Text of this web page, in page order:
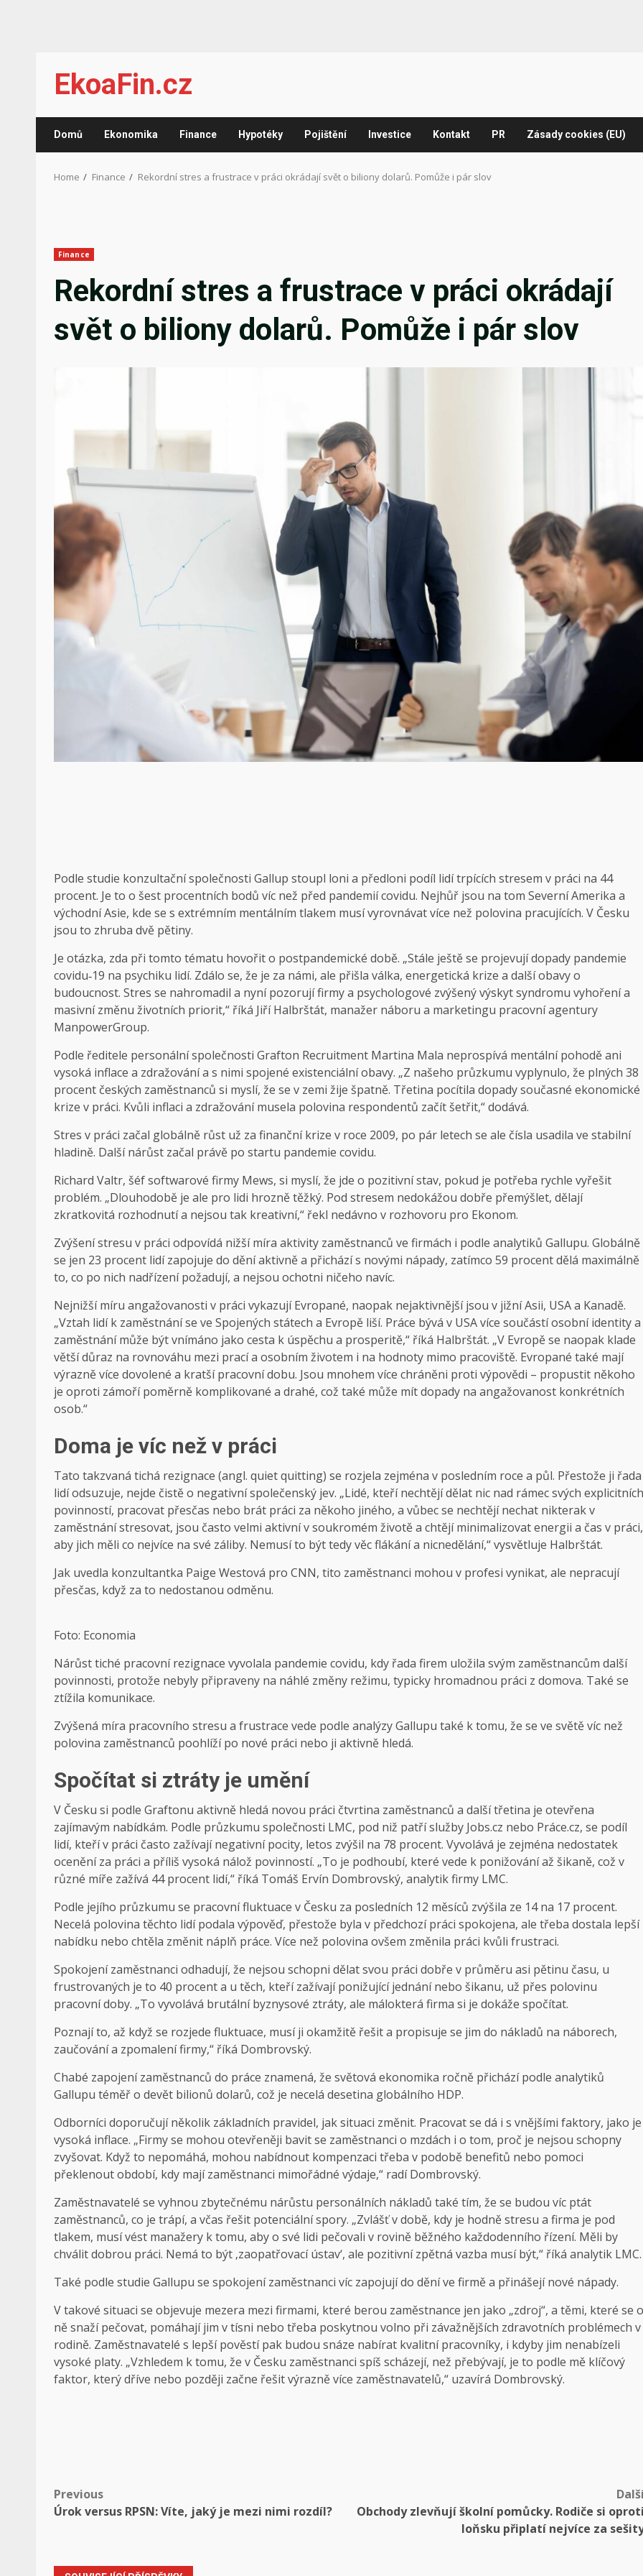
content
EkoaFin.cz
Domů Ekonomika Finance Hypotéky Pojištění Investice Kontakt PR Zásady cookies (EU)
Home Finance Rekordní stres a frustrace v práci okrádají svět o biliony dolarů. Pomůže i pár slov
Finance
Rekordní stres a frustrace v práci okrádají
svět o biliony dolarů. Pomůže i pár slov
Podle studie konzultační společnosti Gallup stoupl loni a předloni podíl lidí trpících stresem v práci na 44
procent. Je to o šest procentních bodů víc než před pandemií covidu. Nejhůř jsou na tom Severní Amerika a
východní Asie, kde se s extrémním mentálním tlakem musí vyrovnávat více než polovina pracujících. V Česku
jsou to zhruba dvě pětiny.
Je otázka, zda při tomto tématu hovořit o postpandemické době. „Stále ještě se projevují dopady pandemie
covidu‑19 na psychiku lidí. Zdálo se, že je za námi, ale přišla válka, energetická krize a další obavy o
budoucnost. Stres se nahromadil a nyní pozorují firmy a psychologové zvýšený výskyt syndromu vyhoření a
masivní změnu životních priorit,“ říká Jiří Halbrštát, manažer náboru a marketingu pracovní agentury
ManpowerGroup.
Podle ředitele personální společnosti Grafton Recruitment Martina Mala neprospívá mentální pohodě ani
vysoká inflace a zdražování a s nimi spojené existenciální obavy. „Z našeho průzkumu vyplynulo, že plných 38
procent českých zaměstnanců si myslí, že se v zemi žije špatně. Třetina pocítila dopady současné ekonomické
krize v práci. Kvůli inflaci a zdražování musela polovina respondentů začít šetřit,“ dodává.
Stres v práci začal globálně růst už za finanční krize v roce 2009, po pár letech se ale čísla usadila ve stabilní
hladině. Další nárůst začal právě po startu pandemie covidu.
Richard Valtr, šéf softwarové firmy Mews, si myslí, že jde o pozitivní stav, pokud je potřeba rychle vyřešit
problém. „Dlouhodobě je ale pro lidi hrozně těžký. Pod stresem nedokážou dobře přemýšlet, dělají
zkratkovitá rozhodnutí a nejsou tak kreativní,“ řekl nedávno v rozhovoru pro Ekonom.
Zvýšení stresu v práci odpovídá nižší míra aktivity zaměstnanců ve firmách i podle analytiků Gallupu. Globálně
se jen 23 procent lidí zapojuje do dění aktivně a přichází s novými nápady, zatímco 59 procent dělá maximálně
to, co po nich nadřízení požadují, a nejsou ochotni ničeho navíc.
Nejnižší míru angažovanosti v práci vykazují Evropané, naopak nejaktivnější jsou v jižní Asii, USA a Kanadě.
„Vztah lidí k zaměstnání se ve Spojených státech a Evropě liší. Práce bývá v USA více součástí osobní identity a
zaměstnání může být vnímáno jako cesta k úspěchu a prosperitě,“ říká Halbrštát. „V Evropě se naopak klade
větší důraz na rovnováhu mezi prací a osobním životem i na hodnoty mimo pracoviště. Evropané také mají
výrazně více dovolené a kratší pracovní dobu. Jsou mnohem více chráněni proti výpovědi – propustit někoho
je oproti zámoří poměrně komplikované a drahé, což také může mít dopady na angažovanost konkrétních
osob.“
Doma je víc než v práci
Tato takzvaná tichá rezignace (angl. quiet quitting) se rozjela zejména v posledním roce a půl. Přestože ji řada
lidí odsuzuje, nejde čistě o negativní společenský jev. „Lidé, kteří nechtějí dělat nic nad rámec svých explicitních
povinností, pracovat přesčas nebo brát práci za někoho jiného, a vůbec se nechtějí nechat nikterak v
zaměstnání stresovat, jsou často velmi aktivní v soukromém životě a chtějí minimalizovat energii a čas v práci,
aby jich měli co nejvíce na své záliby. Nemusí to být tedy věc flákání a nicnedělání,“ vysvětluje Halbrštát.
Jak uvedla konzultantka Paige Westová pro CNN, tito zaměstnanci mohou v profesi vynikat, ale nepracují
přesčas, když za to nedostanou odměnu.
Foto: Economia
Nárůst tiché pracovní rezignace vyvolala pandemie covidu, kdy řada firem uložila svým zaměstnancům další
povinnosti, protože nebyly připraveny na náhlé změny režimu, typicky hromadnou práci z domova. Také se
ztížila komunikace.
Zvýšená míra pracovního stresu a frustrace vede podle analýzy Gallupu také k tomu, že se ve světě víc než
polovina zaměstnanců poohlíží po nové práci nebo ji aktivně hledá.
Spočítat si ztráty je umění
V Česku si podle Graftonu aktivně hledá novou práci čtvrtina zaměstnanců a další třetina je otevřena
zajímavým nabídkám. Podle průzkumu společnosti LMC, pod niž patří služby Jobs.cz nebo Práce.cz, se podíl
lidí, kteří v práci často zažívají negativní pocity, letos zvýšil na 78 procent. Vyvolává je zejména nedostatek
ocenění za práci a příliš vysoká nálož povinností. „To je podhoubí, které vede k ponižování až šikaně, což v
různé míře zažívá 44 procent lidí,“ říká Tomáš Ervín Dombrovský, ana­lytik firmy LMC.
Podle jejího průzkumu se pracovní fluktuace v Česku za posledních 12 měsíců zvýšila ze 14 na 17 procent.
Necelá polovina těchto lidí podala výpověď, přestože byla v předchozí práci spokojena, ale třeba dostala lepší
nabídku nebo chtěla změnit náplň práce. Více než polovina ovšem změnila práci kvůli frustraci.
Spokojení zaměstnanci odhadují, že nejsou schopni dělat svou práci dobře v průměru asi pětinu času, u
frustrovaných je to 40 procent a u těch, kteří zažívají ponižující jednání nebo šikanu, už přes polovinu
pracovní doby. „To vyvolává brutální byznysové ztráty, ale málokterá firma si je dokáže spočítat.
Poznají to, až když se rozjede fluktuace, musí ji okamžitě řešit a propisuje se jim do nákladů na náborech,
zaučování a zpomalení firmy,“ říká Dombrovský.
Chabé zapojení zaměstnanců do práce znamená, že světová ekonomika ročně přichází podle analytiků
Gallupu téměř o devět bilionů dolarů, což je necelá desetina globálního HDP.
Odborníci doporučují několik základních pravidel, jak situaci změnit. Pracovat se dá i s vnějšími faktory, jako je
vysoká inflace. „Firmy se mohou otevřeněji bavit se zaměstnanci o mzdách i o tom, proč je nejsou schopny
zvyšovat. Když to nepomáhá, mohou nabídnout kompenzaci třeba v podobě benefitů nebo pomoci
překlenout období, kdy mají zaměstnanci mimořádné výdaje,“ radí Dombrovský.
Zaměstnavatelé se vyhnou zbytečnému nárůstu personálních nákladů také tím, že se budou víc ptát
zaměstnanců, co je trápí, a včas řešit potenciální spory. „Zvlášť v době, kdy je hodně stresu a firma je pod
tlakem, musí vést manažery k tomu, aby o své lidi pečovali v rovině běžného každodenního řízení. Měli by
chválit dobrou práci. Nemá to být ‚zaopatřovací ústav‘, ale pozitivní zpětná vazba musí být,“ říká analytik LMC.
Také podle studie Gallupu se spokojení zaměstnanci víc zapojují do dění ve firmě a přinášejí nové nápady.
V takové situaci se objevuje mezera mezi firmami, které berou zaměstnance jen jako „zdroj“, a těmi, které se o
ně snaží pečovat, pomáhají jim v tísni nebo třeba poskytnou volno při závažnějších zdravotních problémech v
rodině. Zaměstnavatelé s lepší pověstí pak budou snáze nabírat kvalitní pracovníky, i kdyby jim nenabízeli
vysoké platy. „Vzhledem k tomu, že v Česku zaměstnanci spíš scházejí, než přebývají, je to podle mě klíčový
faktor, který dříve nebo později začne řešit výrazně více zaměstnavatelů,“ uzavírá Dombrovský.
Post
Previous
Úrok versus RPSN: Víte, jaký je mezi nimi rozdíl?
Obchody zlevňují školní pomůcky. Rodiče si
loňsku připlatí nejvíce za